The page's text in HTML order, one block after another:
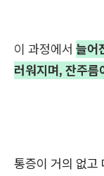
이 과정에서 늘어
러워지며, 잔주름
통증이 거의 없고